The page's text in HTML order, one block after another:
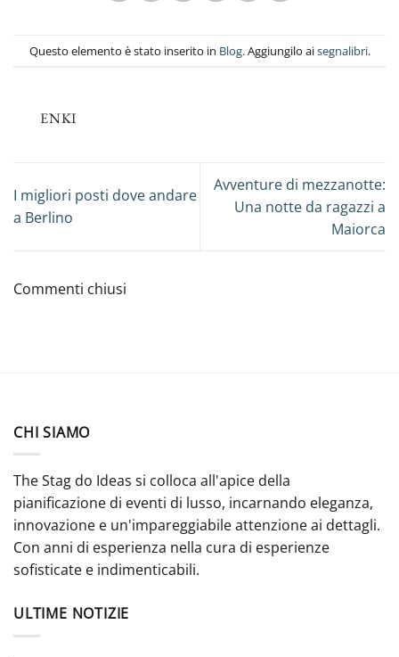
Questo elemento è stato inserito in Blog. Aggiungilo aisegnalibri.
ENKI
I migliori posti dove andare
a Berlino
Avventure di mezzanotte:
Una notte da ragazzi a
Maiorca
Commenti chiusi
CHI SIAMO
The Stag do Ideas si colloca all'apice della
pianificazione di eventi di lusso, incarnando eleganza,
innovazione e un'impareggiabile attenzione ai dettagli.
Con anni di esperienza nella cura di esperienze
sofisticate e indimenticabili.
ULTIME NOTIZIE